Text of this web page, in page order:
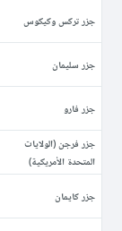
جزر تركس وكيكوس
جزر سليمان
جزر فارو
جزر فرجن (الولايات
المتحدة الأمريكية)
جزر كايمان